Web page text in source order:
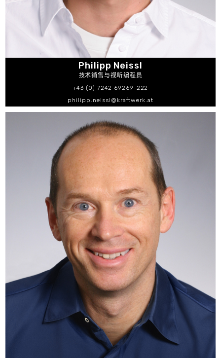
Philipp Neissl
技术销售与视听编程员
+43 (0) 7242 69269-222
philipp.neissl@kraftwerk.at